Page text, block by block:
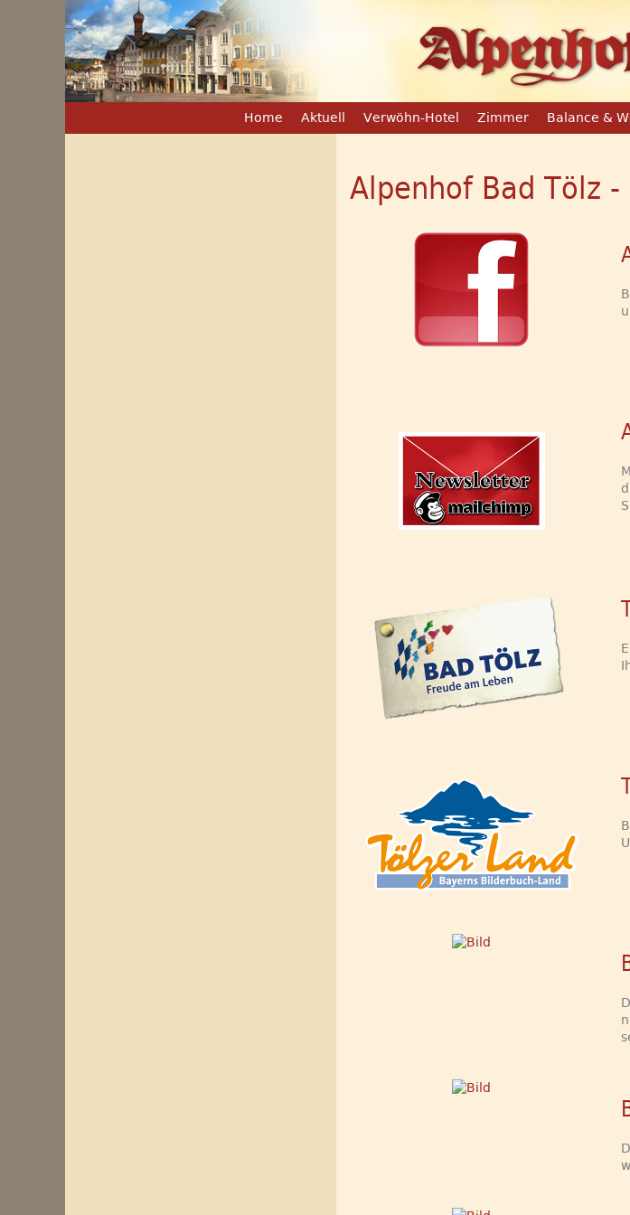
Home Aktuell Verwöhn-Hotel Zimmer Balance &
Alpenhof Bad Tölz